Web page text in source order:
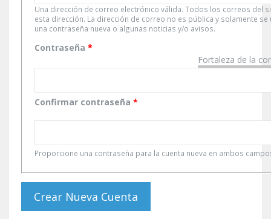
Una dirección de correo electrónico válida. Todos los correos del
esta dirección. La dirección de correo no es pública y solamente se
una contraseña nueva o algunas noticias y/o avisos.
Fortaleza de la
Contraseña *
Confirmar contraseña *
Proporcione una contraseña para la cuenta nueva en ambos